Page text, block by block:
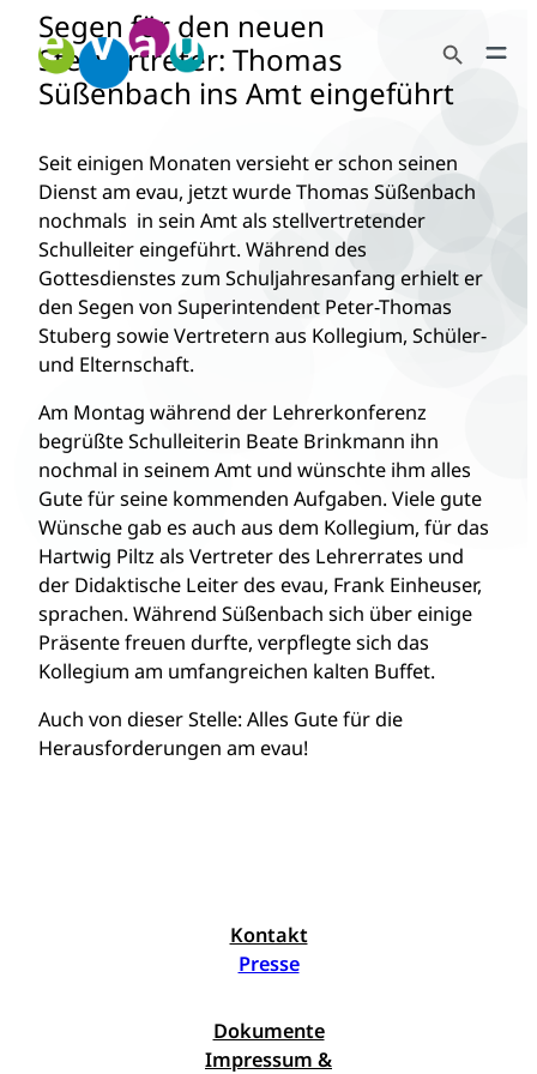
Zum
Inhalt
springen
Segen für den neuen
Stellvertreter: Thomas
Süßenbach ins Amt eingeführt
Seit einigen Monaten versieht er schon seinen
Dienst am evau, jetzt wurde Thomas Süßenbach
nochmals in sein Amt als stellvertretender
Schulleiter eingeführt. Während des
Gottesdienstes zum Schuljahresanfang erhielt er
den Segen von Superintendent Peter-Thomas
Stuberg sowie Vertretern aus Kollegium, Schüler-
und Elternschaft.
Am Montag während der Lehrerkonferenz
begrüßte Schulleiterin Beate Brinkmann ihn
nochmal in seinem Amt und wünschte ihm alles
Gute für seine kommenden Aufgaben. Viele gute
Wünsche gab es auch aus dem Kollegium, für das
Hartwig Piltz als Vertreter des Lehrerrates und
der Didaktische Leiter des evau, Frank Einheuser,
sprachen. Während Süßenbach sich über einige
Präsente freuen durfte, verpflegte sich das
Kollegium am umfangreichen kalten Buffet.
Auch von dieser Stelle: Alles Gute für die
Herausforderungen am evau!
Kontakt
Presse
Dokumente
Impressum &